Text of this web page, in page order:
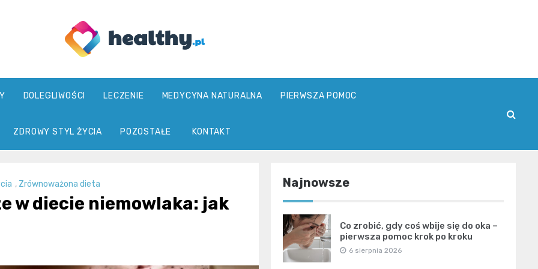
healthy.pl
DOLEGLIWOŚCI LECZENIE MEDYCYNA NATURALNA PIERWSZA POMOC
ZDROWY STYL ŻYCIA POZOSTAŁE KONTAKT
, Zrównoważona dieta
w diecie niemowlaka: jak
Najnowsze
Co zrobić, gdy coś wbije się do oka –
pierwsza pomoc krok po kroku
6 sierpnia 2026